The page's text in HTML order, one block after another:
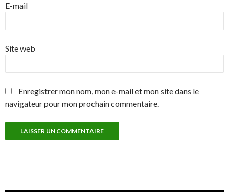
E-mail
Site web
Enregistrer mon nom, mon e-mail et mon site dans le
navigateur pour mon prochain commentaire.